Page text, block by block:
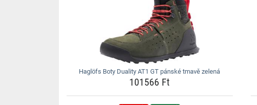
Haglöfs Boty Duality AT1 GT pánské tmavě zelená
101566 Ft